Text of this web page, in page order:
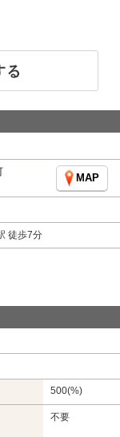
MAP
徒歩7分
500(%)
不要